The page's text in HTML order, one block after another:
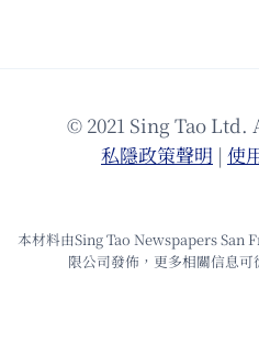
© 2021 Sing Tao
私隱政策聲明 | 使
本材料由Sing Tao Newspapers San
限公司發佈，更多相關信息可